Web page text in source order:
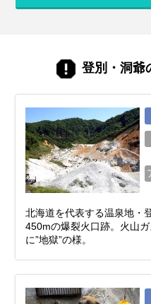
事では、
届けしま
行を実現
登別・洞爺
北海道を代表する温泉地・
450mの爆裂火口跡。火山
に”地獄”の様。